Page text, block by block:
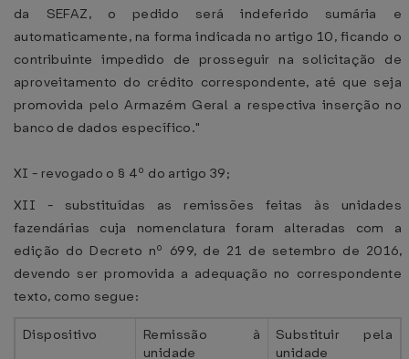
da SEFAZ, o pedido será indeferido sumária e
automaticamente, na forma indicada no artigo 10, ficando o
contribuinte impedido de prosseguir na solicitação de
aproveitamento do crédito correspondente, até que seja
promovida pelo Armazém Geral a respectiva inserção no
banco de dados específico."
XI - revogado o § 4º do artigo 39;
XII - substituídas as remissões feitas às unidades
fazendárias cuja nomenclatura foram alteradas com a
edição do Decreto nº 699, de 21 de setembro de 2016,
devendo ser promovida a adequação no correspondente
texto, como segue:
Dispositivo
Remissão à
unidade
Substituir pela
unidade